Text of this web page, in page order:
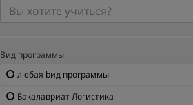
Вид программы
любая bид программы
Бакалавриат Логистика